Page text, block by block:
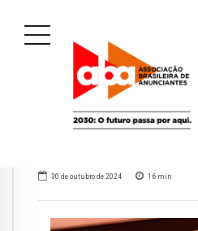
30 de outubro de 2024 16 min